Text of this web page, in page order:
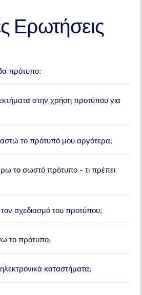
Ερωτήσεις
πρότυπο;
στην χρήση προτύπου για
το πρότυπό μου αργότερα;
το σωστό πρότυπο - τι πρέπει
σχεδιασμό του προτύπου;
το πρότυπο;
καταστήματα;